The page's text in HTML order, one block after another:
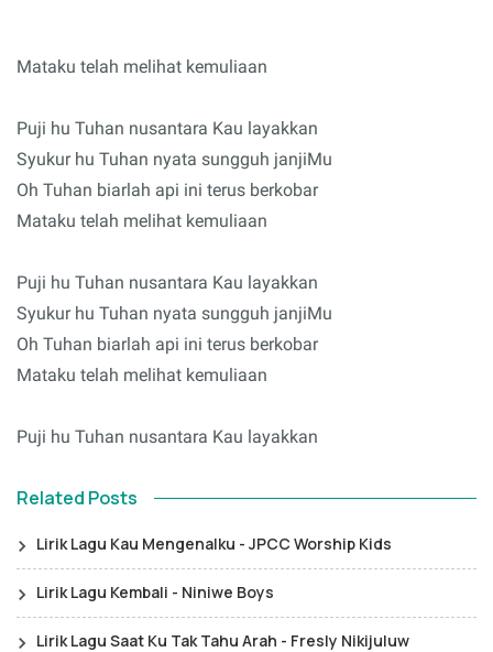
Mataku telah melihat kemuliaan
Puji hu Tuhan nusantara Kau layakkan
Syukur hu Tuhan nyata sungguh janjiMu
Oh Tuhan biarlah api ini terus berkobar
Mataku telah melihat kemuliaan
Puji hu Tuhan nusantara Kau layakkan
Syukur hu Tuhan nyata sungguh janjiMu
Oh Tuhan biarlah api ini terus berkobar
Mataku telah melihat kemuliaan
Puji hu Tuhan nusantara Kau layakkan
Related Posts
Lirik Lagu Kau Mengenalku - JPCC Worship Kids
Lirik Lagu Kembali - Niniwe Boys
Lirik Lagu Saat Ku Tak Tahu Arah - Fresly Nikijuluw